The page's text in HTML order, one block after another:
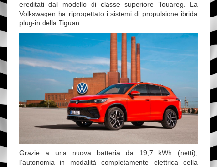
ereditati dal modello di classe superiore Touareg. La
Volkswagen ha riprogettato i sistemi di propulsione ibrida
plug-in della Tiguan.
Grazie a una nuova batteria da 19,7 kWh (netti),
l’autonomia in modalità completamente elettrica della